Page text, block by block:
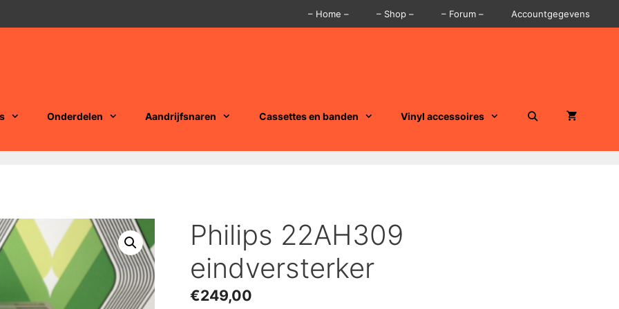
– Home – – Shop – – Forum – Accountgegevens
Onderdelen Aandrijfsnaren Cassettes en banden Vinyl accessoires
Philips 22AH309
eindversterker
€249,00